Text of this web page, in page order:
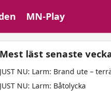
MN-Play
Mest läst senaste
JUST NU: Larm: Brand ute –
JUST NU: Larm: Båtolycka